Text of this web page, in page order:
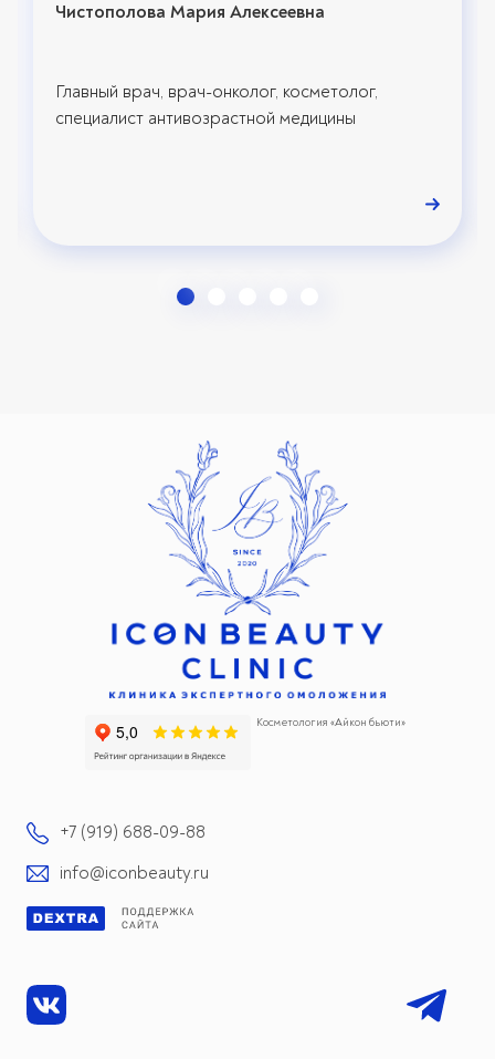
Чистополова Мария Алексеевна
Главный врач, врач-онколог, косметолог,
специалист антивозрастной медицины
Косметология «Айкон бьюти»
+7 (919) 688-09-88
info@iconbeauty.ru